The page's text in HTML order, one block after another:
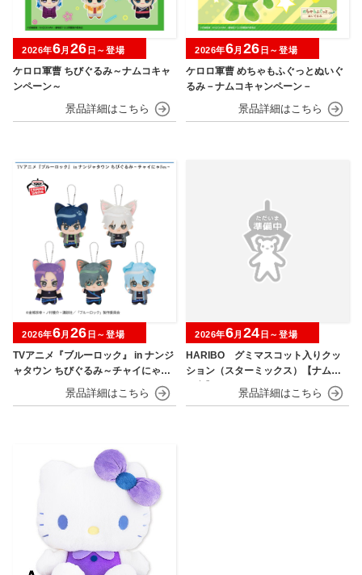
ケロロ軍曹 ちびぐるみ～ナムコキャ
ンペーン～
2026年6月 26 日～登場
ケロロ軍曹 めちゃもふぐっとぬいぐ
るみ－ナムコキャンペーン－
2026年6月 26 日～登場
TVアニメ『ブルーロック』 in ナンジ
ャタウン ちびぐるみ～チャイにゃFe
2026年6月 26 日～登場
HARIBO グミマスコット入りクッ
ション（スターミックス）【ナムコ
2026年6月 24 日～登場